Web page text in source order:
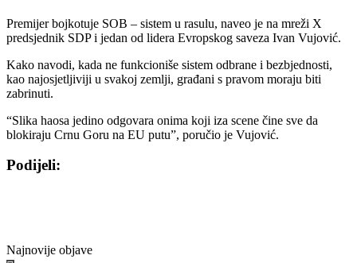
Premijer bojkotuje SOB – sistem u rasulu, naveo je na mreži X
predsjednik SDP i jedan od lidera Evropskog saveza Ivan Vujović.
Kako navodi, kada ne funkcioniše sistem odbrane i bezbjednosti,
kao najosjetljiviji u svakoj zemlji, građani s pravom moraju biti
zabrinuti.
“Slika haosa jedino odgovara onima koji iza scene čine sve da
blokiraju Crnu Goru na EU putu”, poručio je Vujović.
Podijeli:
Najnovije objave